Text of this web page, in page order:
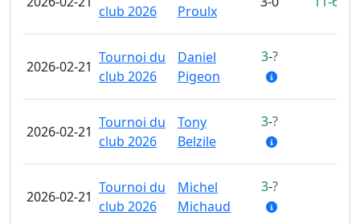
club 2026
Proulx
2026-02-21
Tournoi du
club 2026
Daniel
Pigeon
3-?
2026-02-21
Tournoi du
club 2026
Tony
Belzile
3-?
2026-02-21
Tournoi du
club 2026
Michel
Michaud
3-?